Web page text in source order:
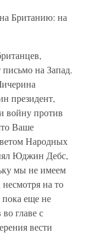
Британию: на
на Запад.
президент,
войну против
Ваше
Народных
Юджин Дебс,
мы не имеем
на то
еще не
главе с
вести